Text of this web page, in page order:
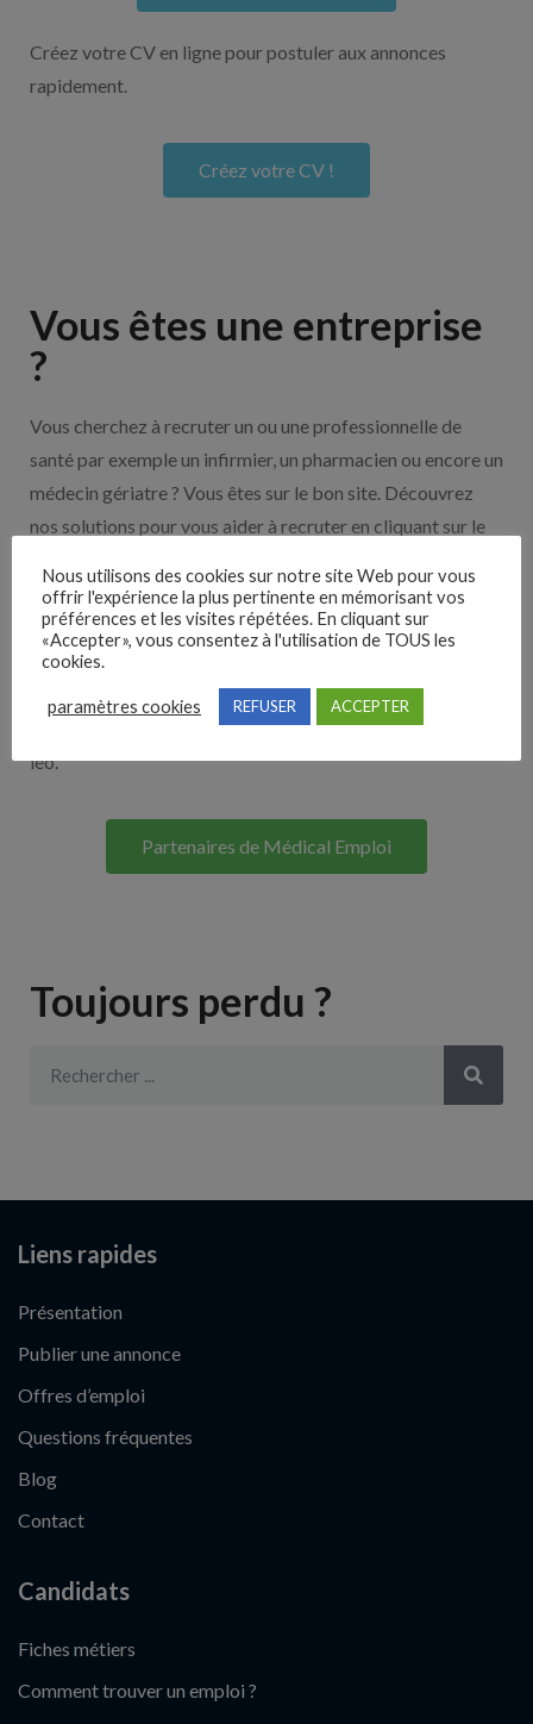
Créez votre CV en ligne pour postuler aux annonces
rapidement.
Créez votre CV !
Vous êtes une entreprise
?
Vous cherchez à recruter un ou une professionnelle de
santé par exemple un infirmier, un pharmacien ou encore un
médecin gériatre ? Vous êtes sur le bon site. Découvrez
nos solutions pour vous aider à recruter en cliquant sur le
Nos solutions entreprises
Lorem ipsum dolor sit amet, consectetur adipiscing elit. Ut
elit tellus, luctus nec ullamcorper mattis, pulvinar dapibus
leo.
Partenaires de Médical Emploi
Toujours perdu ?
Liens rapides
Présentation
Publier une annonce
Offres d’emploi
Questions fréquentes
Blog
Contact
Candidats
Fiches métiers
Comment trouver un emploi ?
Nous utilisons des cookies sur notre site Web pour vous
offrir l'expérience la plus pertinente en mémorisant vos
préférences et les visites répétées. En cliquant sur
«Accepter», vous consentez à l'utilisation de TOUS les
cookies.
paramètres cookies REFUSER ACCEPTER